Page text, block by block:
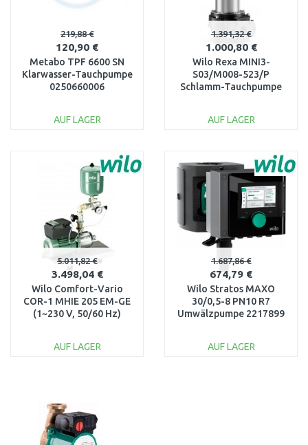
219,88 €
120,90 €
Metabo TPF 6600 SN
Klarwasser-Tauchpumpe
0250660006
AUF LAGER
Vergleichen
1.391,32 €
1.000,80 €
Wilo Rexa MINI3-
S03/M008-523/P
Schlamm-Tauchpumpe
AUF LAGER
Vergleichen
5.011,82 €
3.498,04 €
Wilo Comfort-Vario
COR-1 MHIE 205 EM-GE
(1~230 V, 50/60 Hz)
AUF LAGER
Vergleichen
1.687,86 €
674,79 €
Wilo Stratos MAXO
30/0,5-8 PN10 R7
Umwälzpumpe 2217899
AUF LAGER